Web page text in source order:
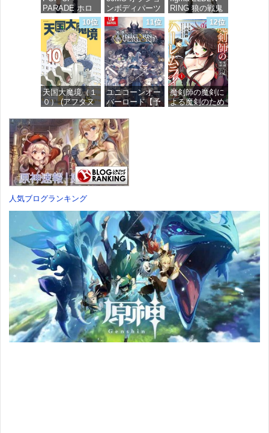
PARADE ホロ
ライブプロダク
ション 獅白ぼ
たん ノンスケ
ール プラスチ
ック製 塗装済
み完成品フィギ
ュア
価格：¥4,676
ンボディパーツ
アームパーツ&
レッグパーツ
[カラーC] 色分
け済みプラモデ
ル
価格：¥1,949
RING 狼の戦鬼
ノンスケール
プラスチック製
塗装済み可動フ
ィギュア
価格：¥13,115
10位
天国大魔境（１
０） (アフタヌ
ス)
価格：¥759
11位
ユニコーンオー
バーロード【予
DLC「アトラス
×ヴァニラウェ
ア 紋章セッ
ト」 同梱 -
Switch
価格：¥7,182
12位
魔剣師の魔剣に
よる魔剣のため
人気ブログランキング